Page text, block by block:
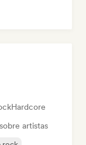
Hardcore
artistas